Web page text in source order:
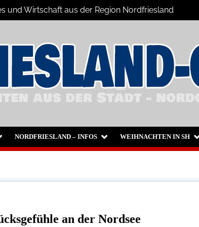
und Wirtschaft aus der Region Nordfriesland
NORDFRIESLAND – INFOS WEIHNACHTEN IN SH
an der Nordsee